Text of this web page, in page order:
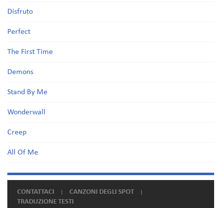
Disfruto
Perfect
The First Time
Demons
Stand By Me
Wonderwall
Creep
All Of Me
CONTATTACI
CANZONI DEGLI SPOT
TRADUZIONE TESTI